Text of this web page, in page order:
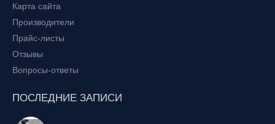
Химические
реактивы
Карта сайта
Производители
Прайс-листы
Отзывы
Вопросы-ответы
ПОСЛЕДНИЕ ЗАПИСИ